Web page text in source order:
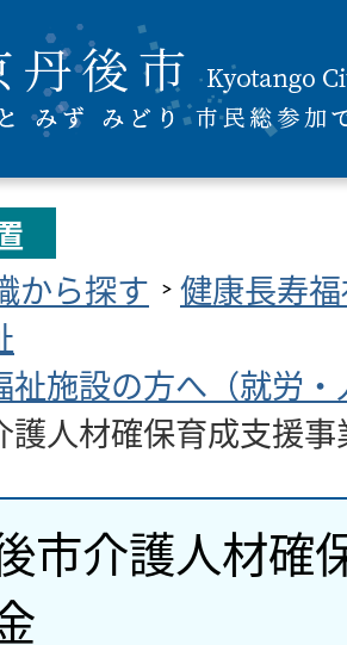
から探す
健康長寿
祉施設の方へ（就労
護人材確保育成支援
市介護人材確